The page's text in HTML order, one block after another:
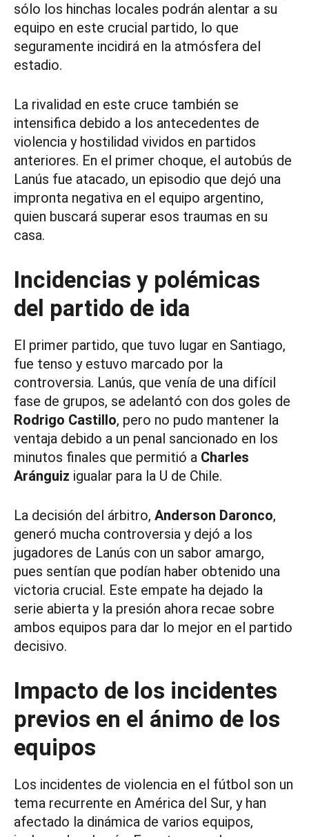
sólo los hinchas locales podrán alentar a su
equipo en este crucial partido, lo que
seguramente incidirá en la atmósfera del
estadio.
La rivalidad en este cruce también se
intensifica debido a los antecedentes de
violencia y hostilidad vividos en partidos
anteriores. En el primer choque, el autobús de
Lanús fue atacado, un episodio que dejó una
impronta negativa en el equipo argentino,
quien buscará superar esos traumas en su
casa.
Incidencias y polémicas
del partido de ida
El primer partido, que tuvo lugar en Santiago,
fue tenso y estuvo marcado por la
controversia. Lanús, que venía de una difícil
fase de grupos, se adelantó con dos goles de
Rodrigo Castillo, pero no pudo mantener la
ventaja debido a un penal sancionado en los
minutos finales que permitió a Charles
Aránguiz igualar para la U de Chile.
La decisión del árbitro, Anderson Daronco,
generó mucha controversia y dejó a los
jugadores de Lanús con un sabor amargo,
pues sentían que podían haber obtenido una
victoria crucial. Este empate ha dejado la
serie abierta y la presión ahora recae sobre
ambos equipos para dar lo mejor en el partido
decisivo.
Impacto de los incidentes
previos en el ánimo de los
equipos
Los incidentes de violencia en el fútbol son un
tema recurrente en América del Sur, y han
afectado la dinámica de varios equipos,